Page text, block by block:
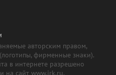
авторским правом,
фирменные знаки).
в интернете разрешено
на сайт www.irk.ru.